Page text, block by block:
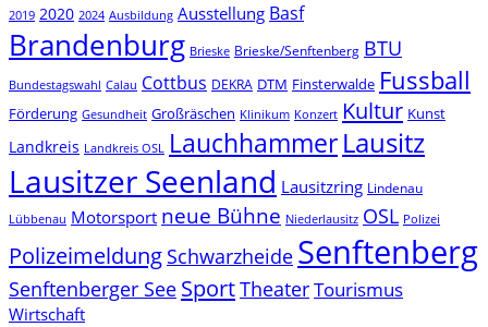
2019 2020 2024 Ausbildung Ausstellung Basf
Brandenburg Brieske Brieske/Senftenberg BTU
Bundestagswahl Calau Cottbus DEKRA DTM Finsterwalde Fussball
Förderung Gesundheit Großräschen Klinikum Konzert Kultur Kunst
Landkreis Landkreis OSL LauchhammerLausitz
Lausitzer Seenland Lausitzring Lindenau
Lübbenau Motorsport neue Bühne Niederlausitz OSL Polizei
Polizeimeldung Schwarzheide Senftenberg
Senftenberger See SportTheaterTourismus
Wirtschaft